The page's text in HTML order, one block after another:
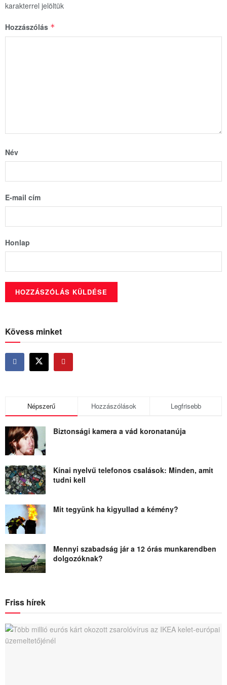
karakterrel jelöltük
Hozzászólás *
Név
E-mail cím
Honlap
Kövess minket
Népszerű Hozzászólások Legfrisebb
Biztonsági kamera a vád koronatanúja
Kínai nyelvű telefonos csalások: Minden, amit
tudni kell
Mit tegyünk ha kigyullad a kémény?
Mennyi szabadság jár a 12 órás munkarendben
dolgozóknak?
Friss hírek